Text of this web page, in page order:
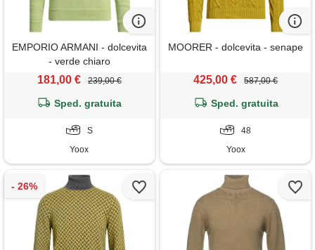
EMPORIO ARMANI - dolcevita
- verde chiaro
181,00 € 239,00 €
Sped. gratuita
S
Yoox
MOORER - dolcevita - senape
425,00 € 587,00 €
Sped. gratuita
48
Yoox